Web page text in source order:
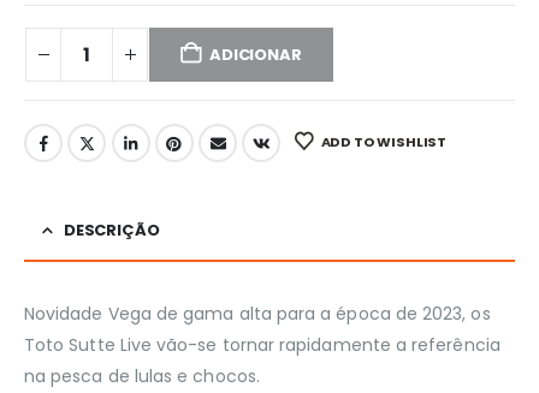
ADICIONAR
ADD TO WISHLIST
DESCRIÇÃO
Novidade Vega de gama alta para a época de 2023, os
Toto Sutte Live vão-se tornar rapidamente a referência
na pesca de lulas e chocos.